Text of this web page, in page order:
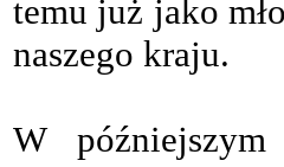
temu już jako
naszego kraju.
W późniejszym